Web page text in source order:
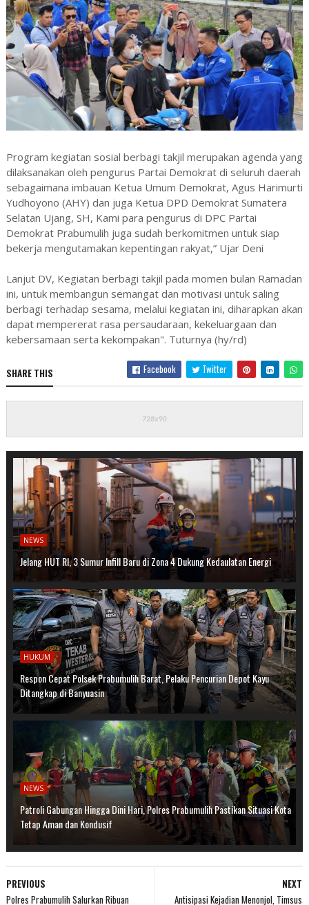
Program kegiatan sosial berbagi takjil merupakan agenda yang
dilaksanakan oleh pengurus Partai Demokrat di seluruh daerah
sebagaimana imbauan Ketua Umum Demokrat, Agus Harimurti
Yudhoyono (AHY) dan juga Ketua DPD Demokrat Sumatera
Selatan Ujang, SH, Kami para pengurus di DPC Partai
Demokrat Prabumulih juga sudah berkomitmen untuk siap
bekerja mengutamakan kepentingan rakyat,” Ujar Deni
Lanjut DV, Kegiatan berbagi takjil pada momen bulan Ramadan
ini, untuk membangun semangat dan motivasi untuk saling
berbagi terhadap sesama, melalui kegiatan ini, diharapkan akan
dapat mempererat rasa persaudaraan, kekeluargaan dan
kebersamaan serta kekompakan". Tuturnya (hy/rd)
SHARE THIS Facebook Twitter
NEWS
Jelang HUT RI, 3 Sumur Infill Baru di Zona 4 Dukung Kedaulatan Energi
HUKUM
Respon Cepat Polsek Prabumulih Barat, Pelaku Pencurian Depot Kayu
Ditangkap di Banyuasin
NEWS
Patroli Gabungan Hingga Dini Hari, Polres Prabumulih Pastikan Situasi Kota
Tetap Aman dan Kondusif
NEXT
Antisipasi Kejadian Menonjol, Timsus
PREVIOUS
Polres Prabumulih Salurkan Ribuan